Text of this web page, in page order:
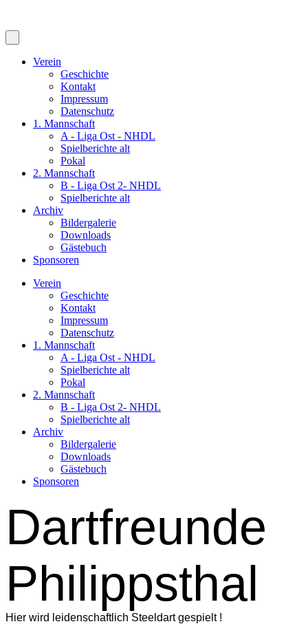
Verein
Geschichte
Kontakt
Impressum
Datenschutz
1. Mannschaft
A - Liga Ost - NHDL
Spielberichte alt
Pokal
2. Mannschaft
B - Liga Ost 2- NHDL
Spielberichte alt
Archiv
Bildergalerie
Downloads
Gästebuch
Sponsoren
Verein
Geschichte
Kontakt
Impressum
Datenschutz
1. Mannschaft
A - Liga Ost - NHDL
Spielberichte alt
Pokal
2. Mannschaft
B - Liga Ost 2- NHDL
Spielberichte alt
Archiv
Bildergalerie
Downloads
Gästebuch
Sponsoren
Dartfreunde
Philippsthal
Hier wird leidenschaftlich Steeldart gespielt !